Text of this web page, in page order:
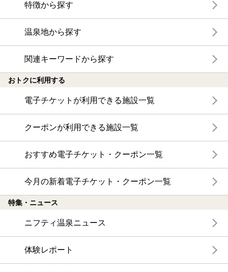
特徴から探す
温泉地から探す
関連キーワードから探す
おトクに利用する
電子チケットが利用できる施設一覧
クーポンが利用できる施設一覧
おすすめ電子チケット・クーポン一覧
今月の新着電子チケット・クーポン一覧
特集・ニュース
ニフティ温泉ニュース
体験レポート